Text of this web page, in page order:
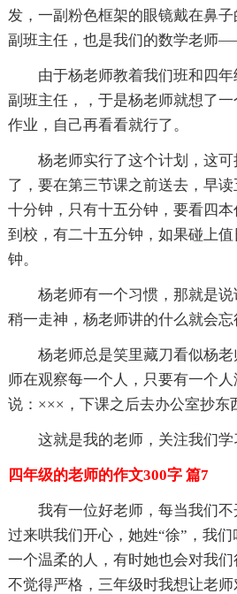
发，一副粉色框架的眼镜戴在鼻
副班主任，也是我们的数学老师
由于杨老师教着我们班和四
副班主任，，于是杨老师就想了
作业，自己再看看就行了。
杨老师实行了这个计划，这
了，要在第三节课之前送去，早
十分钟，只有十五分钟，要看四
到校，有二十五分钟，如果碰上
钟。
杨老师有一个习惯，那就是
稍一走神，杨老师讲的什么就会忘
杨老师总是笑里藏刀看似杨
师在观察每一个人，只要有一个
说：×××，下课之后去办公室抄东
这就是我的老师，关注我们学
四年级的老师的作文300字 篇7
我有一位好老师，每当我们
过来哄我们开心，她姓“徐”，我
一个温柔的人，有时她也会对我
不觉得严格，三年级时我想让老